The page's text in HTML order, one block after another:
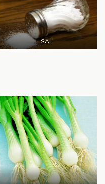
SAL